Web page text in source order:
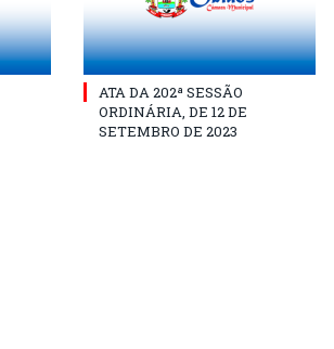
ATA DA 202ª SESSÃO
ORDINÁRIA, DE 12 DE
SETEMBRO DE 2023